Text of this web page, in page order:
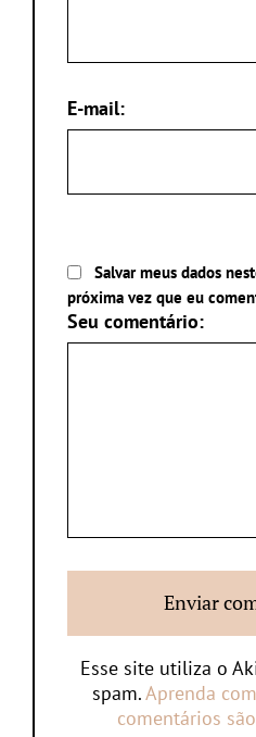
E-mail:
Salvar meus dados
próxima vez que eu
Seu comentário:
Esse site utiliza o
spam.Aprenda
comentários